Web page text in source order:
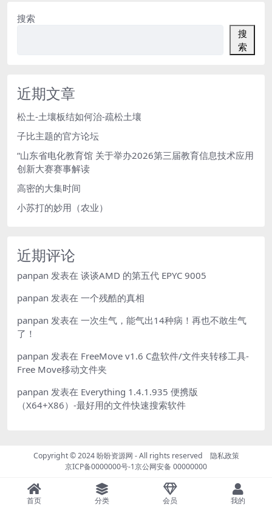
搜索
搜
索
近期文章
松土-土壤板结如何治-疏松土壤
子比主题的官方论坛
“山东省电化教育馆 关于举办2026第三届教育信息技术应用
创新大赛赛事解读
高密的大集时间
小苏打的妙用（农业）
近期评论
panpan 发表在 谈谈AMD 的第五代 EPYC 9005
panpan 发表在 一个残酷的真相
panpan 发表在 一次生气，能气出14种病！再也不敢生气
了！
panpan 发表在 FreeMove v1.6 C盘软件/文件夹转移工具-
Free Move移动文件夹
panpan 发表在 Everything 1.4.1.935 便携版
（X64+X86）-最好用的文件快速搜索软件
Copyright © 2024盼盼资源网 - All rights reserved 隐私政策
京ICP备0000000号-1京公网安备 00000000
首页 分类 会员 我的